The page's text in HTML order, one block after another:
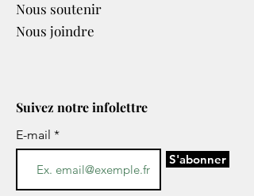
Nous soutenir
Nous joindre
Suivez notre infolettre
E-mail
S'abonner